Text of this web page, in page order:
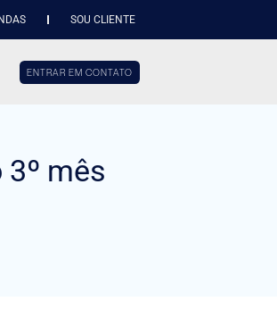
SOU CLIENTE
ENTRAR EM CONTATO
mês